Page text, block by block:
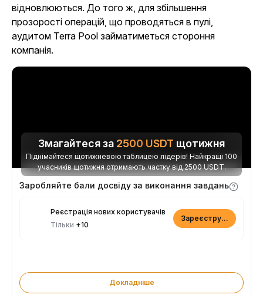
відновлюються. До того ж, для збільшення
прозорості операцій, що проводяться в пулі,
аудитом Terra Pool займатиметься стороння
компанія.
Змагайтеся за 2500 USDT щотижня
Піднімайтеся щотижневою таблицею лідерів! Найкращі 100
учасників щотижня отримають частку від 2500 USDT.
Заробляйте бали досвіду за виконання завдань
Реєстрація нових користувачів
Тільки +10
Зареєструватися
Докладніше